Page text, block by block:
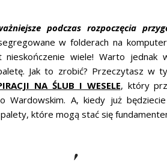
podczas rozpoczęcia
w folderach na
nieskończenie wiele! Warto jednak
Jak to zrobić? Przeczytasz w
NA ŚLUB I WESELE, który
Wardowskim. A, kiedy już
które mogą stać się